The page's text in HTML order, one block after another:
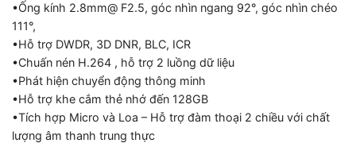
•Ống kính 2.8mm@ F2.5, góc nhìn ngang 92°, góc nhìn chéo
111°,
•Hỗ trợ DWDR, 3D DNR, BLC, ICR
•Chuấn nén H.264 , hỗ trợ 2 luồng dữ liệu
•Phát hiện chuyển động thông minh
•Hỗ trợ khe cắm thẻ nhớ đến 128GB
•Tích hợp Micro và Loa – Hỗ trợ đàm thoại 2 chiều với chất
lượng âm thanh trung thực